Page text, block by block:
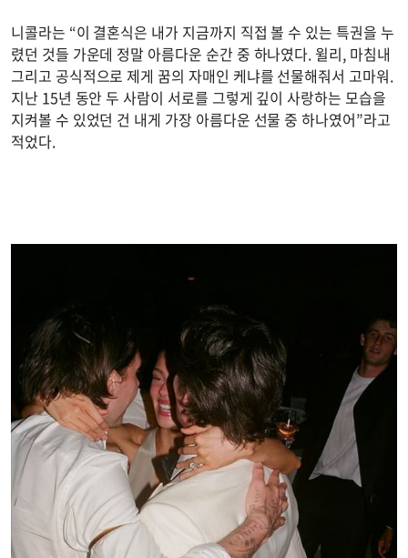
니콜라는 “이 결혼식은 내가 지금까지 직접 볼 수 있는 특권을 누
렸던 것들 가운데 정말 아름다운 순간 중 하나였다. 윌리, 마침내
그리고 공식적으로 제게 꿈의 자매인 케냐를 선물해줘서 고마워.
지난 15년 동안 두 사람이 서로를 그렇게 깊이 사랑하는 모습을
지켜볼 수 있었던 건 내게 가장 아름다운 선물 중 하나였어”라고
적었다.